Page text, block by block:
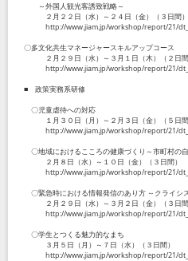
～外国人観光客誘致戦略～
２月２２日（水）～２４日（金）（３日間）
http://www.jiam.jp/workshop/report/21/
〇多文化共生マネージャースキルアップコース
２月２９日（水）～３月１日（木）（２日間
http://www.jiam.jp/workshop/report/21/
■ 政策実務系研修
〇児童虐待への対応
１月３０日（月）～２月３日（金）（５日間
http://www.jiam.jp/workshop/report/21/
〇地域におけるこころの健康づくり～市町村の
２月８日（水）～１０日（金）（３日間）
http://www.jiam.jp/workshop/report/21/
〇緊急時における情報発信のあり方 ～クライシ
２月２９日（水）～３月２日（金）（３日間
http://www.jiam.jp/workshop/report/21/
〇学生とつくる魅力的なまち
３月５日（月）～７日（水）（３日間）
http://www.jiam.jp/workshop/report/21/